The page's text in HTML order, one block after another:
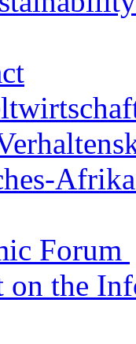
Forum
on the